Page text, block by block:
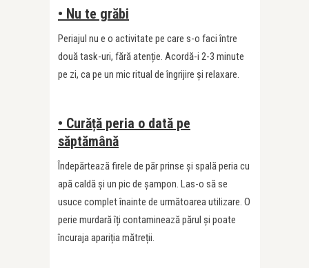
• Nu te grăbi
Periajul nu e o activitate pe care s-o faci între
două task-uri, fără atenție. Acordă-i 2-3 minute
pe zi, ca pe un mic ritual de îngrijire și relaxare.
• Curăță peria o dată pe
săptămână
Îndepărtează firele de păr prinse și spală peria cu
apă caldă și un pic de șampon. Las-o să se
usuce complet înainte de următoarea utilizare. O
perie murdară îți contaminează părul și poate
încuraja apariția mătreții.